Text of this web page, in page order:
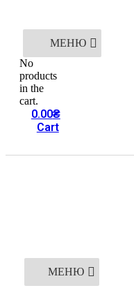
МЕНЮ
No
products
in the
cart.
0.00₴
Cart
МЕНЮ